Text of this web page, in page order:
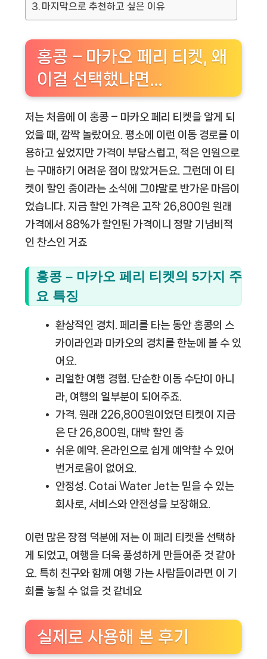
마지막으로 추천하고 싶은 이유
홍콩 – 마카오 페리 티켓, 왜
이걸 선택했냐면…
저는 처음에 이 홍콩 – 마카오 페리 티켓을 알게 되
었을 때, 깜짝 놀랐어요. 평소에 이런 이동 경로를 이
용하고 싶었지만 가격이 부담스럽고, 적은 인원으로
는 구매하기 어려운 점이 많았거든요. 그런데 이 티
켓이 할인 중이라는 소식에 그야말로 반가운 마음이
었습니다. 지금 할인 가격은 고작 26,800원 원래
가격에서 88%가 할인된 가격이니 정말 기념비적
인 찬스인 거죠
홍콩 – 마카오 페리 티켓의 5가지 주
요 특징
환상적인 경치.
페리를 타는 동안 홍콩의 스
카이라인과 마카오의 경치를 한눈에 볼 수 있
어요.
리얼한 여행 경험.
단순한 이동 수단이 아니
라, 여행의 일부분이 되어주죠.
가격. 원래 226,800원이었던 티켓이 지금
은 단 26,800원, 대박 할인 중
쉬운 예약. 온라인으로 쉽게 예약할 수 있어
번거로움이 없어요.
안정성. Cotai Water Jet는 믿을 수 있는
회사로, 서비스와 안전성을 보장해요.
이런 많은 장점 덕분에 저는 이 페리 티켓을 선택하
게 되었고, 여행을 더욱 풍성하게 만들어준 것 같아
요. 특히 친구와 함께 여행 가는 사람들이라면 이 기
회를 놓칠 수 없을 것 같네요
실제로 사용해 본 후기